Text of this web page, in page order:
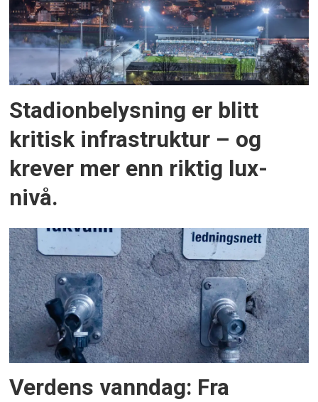
Stadionbelysning er blitt
kritisk infrastruktur – og
krever mer enn riktig lux-
nivå.
Verdens vanndag: Fra